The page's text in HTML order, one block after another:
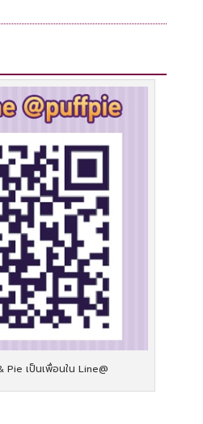
Pie เป็นเพื่อนใน Line@